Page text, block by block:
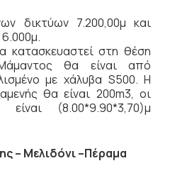
δικτύων 7.200,00μ και
κατασκευαστεί στη θέση
θα είναι από
με χάλυβα S500. Η
θα είναι 200m3, οι
(8.00*9.90*3,70)μ
– Μελιδόνι –Πέραμα